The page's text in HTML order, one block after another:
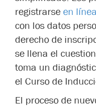
registrarse en línea
con los datos
derecho de
se llena el
toma un
el Curso de
El proceso de